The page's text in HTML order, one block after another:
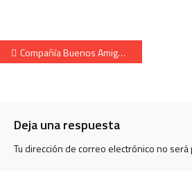
Navegación de
Compañía Buenos Amigos. Cantinera Ariane Merquelanz. Año 2012
Deja una respuesta
Tu dirección de correo electrónico no será